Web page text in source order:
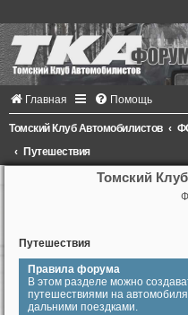
Главная Помощь
Томский Клуб Автомобилистов
Путешествия
Томский
Путешествия
Правила форума
В этом разделе можно
путешествиями на
дальними поездками.